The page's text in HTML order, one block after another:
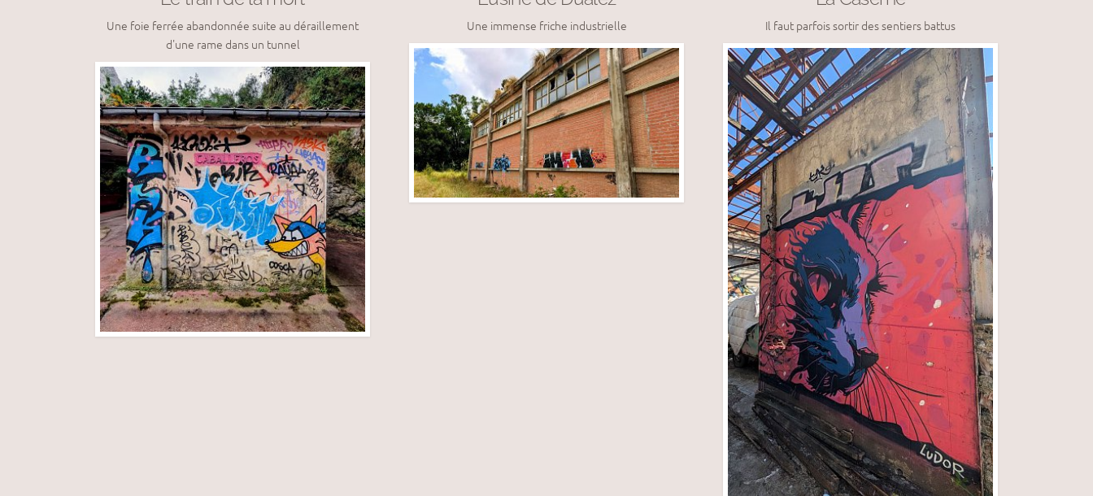
Une foie ferrée abandonnée suite au déraillement
d'une rame dans un tunnel
Une immense friche industrielle Il faut parfois sortir des sentiers battus